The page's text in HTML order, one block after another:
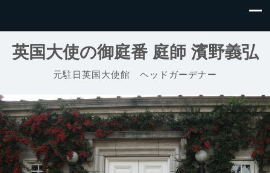
英国大使の御庭番 庭師 濱野義弘
元駐日英国大使館 ヘッドガーデナー